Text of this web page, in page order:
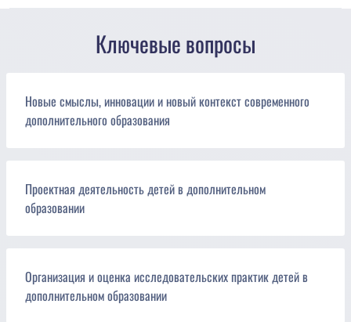
Ключевые вопросы
Новые смыслы, инновации и новый контекст современного
дополнительного образования
Проектная деятельность детей в дополнительном
образовании
Организация и оценка исследовательских практик детей в
дополнительном образовании